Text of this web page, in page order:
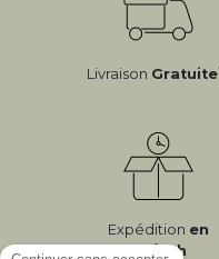
Livraison Gratuite
Expédition en
24/72h